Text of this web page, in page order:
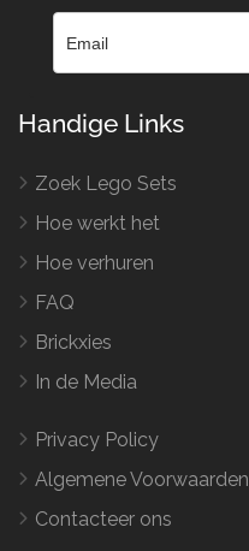
Handige Links
Zoek Lego Sets
Hoe werkt het
Hoe verhuren
FAQ
Brickxies
In de Media
Privacy Policy
Algemene Voorwaarden
Contacteer ons